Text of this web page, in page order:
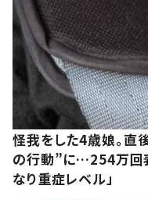
怪我をした4歳娘。直
の行動”に…254万回表
なり重症レベル」